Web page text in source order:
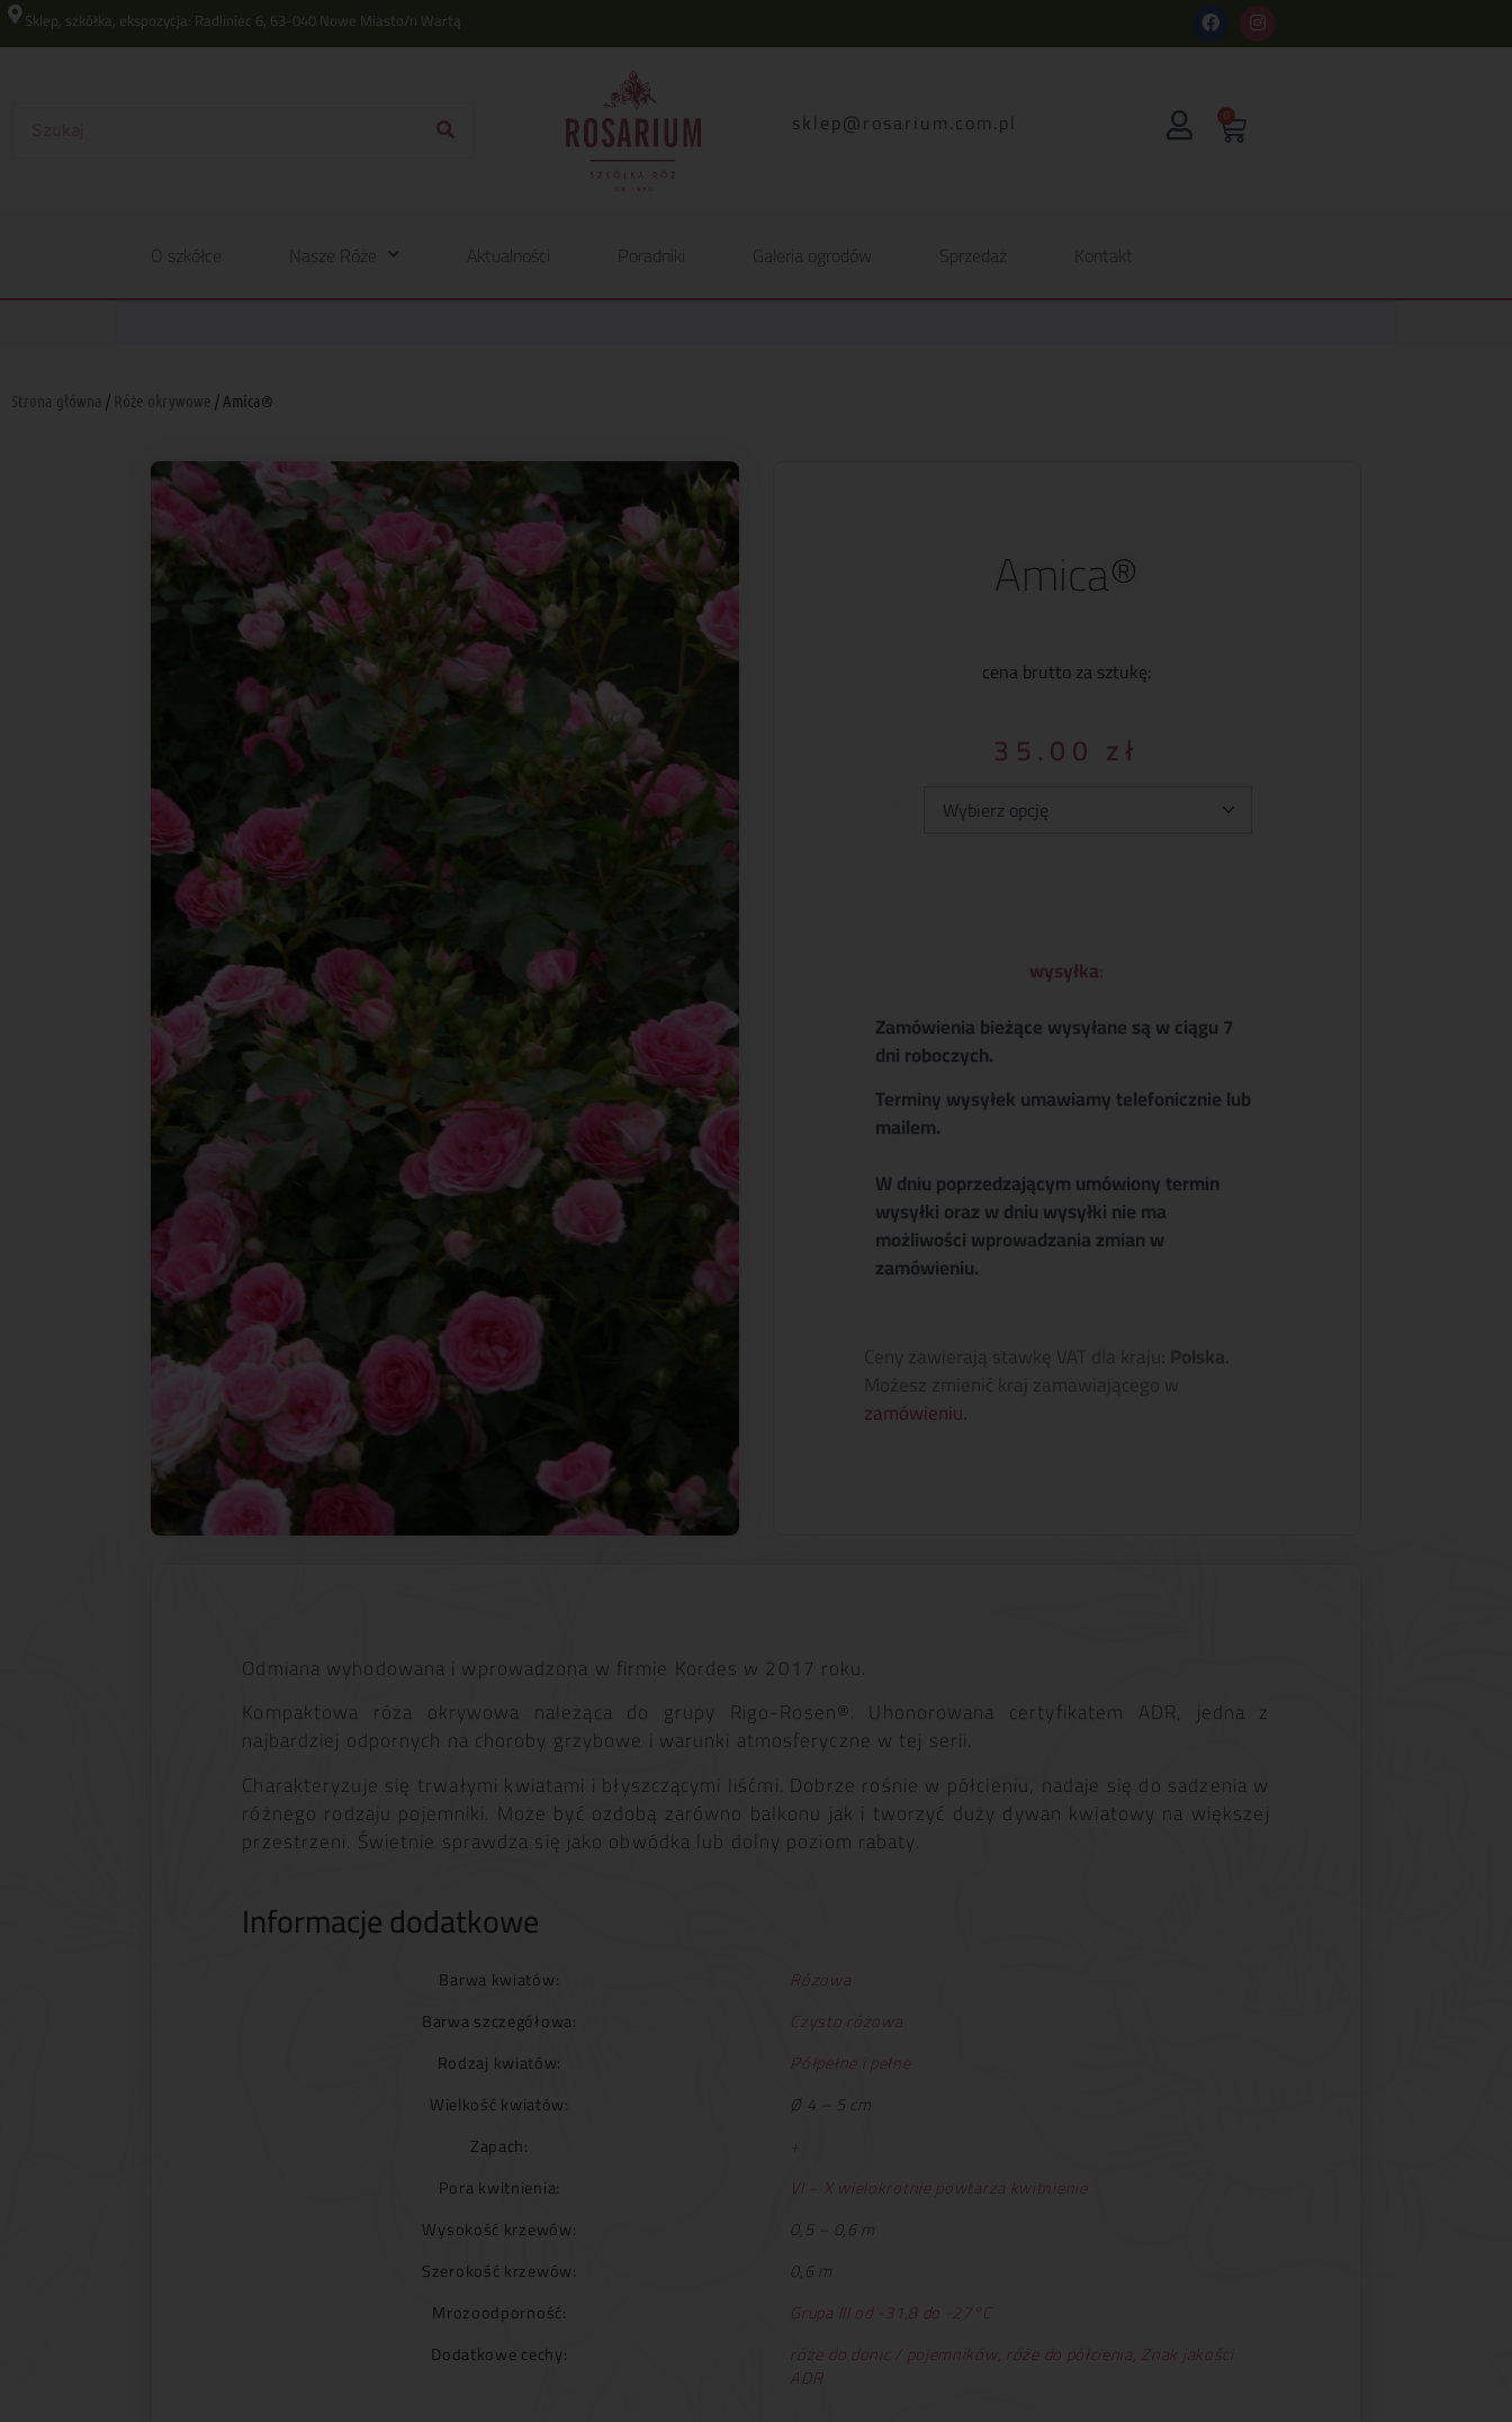
Sklep, szkółka, ekspozycja: Radliniec 6, 63-040 Nowe Miasto/n Wartą
lp.moc.muirasor@pelks 0
O szkółce Nasze Róże Aktualności Poradniki Galeria ogrodów Sprzedaż Kontakt
Strona główna / Róże okrywowe / Amica®
Amica®
cena brutto za sztukę:
35.00 zł
wysyłka:
Zamówienia bieżące wysyłane są w ciągu 7
dni roboczych.
Terminy wysyłek umawiamy telefonicznie lub
mailem.
W dniu poprzedzającym umówiony termin
wysyłki oraz w dniu wysyłki nie ma
możliwości wprowadzania zmian w
zamówieniu.
Ceny zawierają stawkę VAT dla kraju: Polska
Możesz zmienić kraj zamawiającego w
zamówieniu
Odmiana wyhodowana i wprowadzona w firmie Kordes w 2017 roku.
Kompaktowa róża okrywowa należąca do grupy Rigo-Rosen®. Uhonorowana certyfikatem ADR, jedna z
najbardziej odpornych na choroby grzybowe i warunki atmosferyczne w tej serii.
Charakteryzuje się trwałymi kwiatami i błyszczącymi liśćmi. Dobrze rośnie w półcieniu, nadaje się do sadzenia w
różnego rodzaju pojemniki. Może być ozdobą zarówno balkonu jak i tworzyć duży dywan kwiatowy na większej
przestrzeni. Świetnie sprawdza się jako obwódka lub dolny poziom rabaty.
Informacje dodatkowe
Barwa kwiatów:
Różowa
Barwa szczegółowa:
Czysto różowa
Rodzaj kwiatów:
Półpełne i pełne
Wielkość kwiatów:
Ø 4 – 5 cm
Zapach:
+
Pora kwitnienia:
VI – X wielokrotnie powtarza kwitnienie
Wysokość krzewów:
0,5 – 0,6 m
Szerokość krzewów:
0,6 m
Mrozoodporność:
Grupa III od -31,8 do -27°C
Dodatkowe cechy:
róże do donic / pojemników, róże do półcienia, Znak jakości
ADR